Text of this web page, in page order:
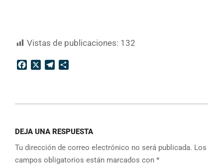
Vistas de publicaciones: 132
FacebookTelegram
16
DEJA UNA RESPUESTA
Tu dirección de correo electrónico no será publicada. Los
campos obligatorios están marcados con *